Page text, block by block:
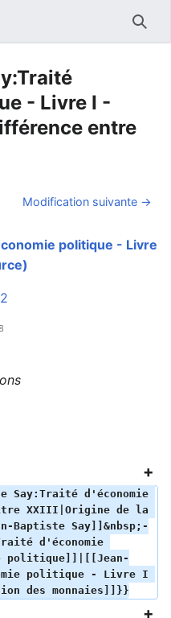
- Livre I -
entre
Modification suivante →
politique - Livre
Say:Traité d'économie
XXIII|Origine de la
Baptiste Say]]&nbsp;-
d'économie
politique]]|[[Jean-
politique - Livre I
des monnaies]]}}